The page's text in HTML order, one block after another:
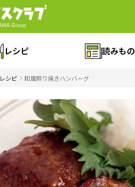
レシピ 読みもの
レシピ 和風照り焼きハンバーグ